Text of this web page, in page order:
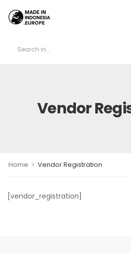
Vendor
Home > Vendor Registration
[vendor_registration]